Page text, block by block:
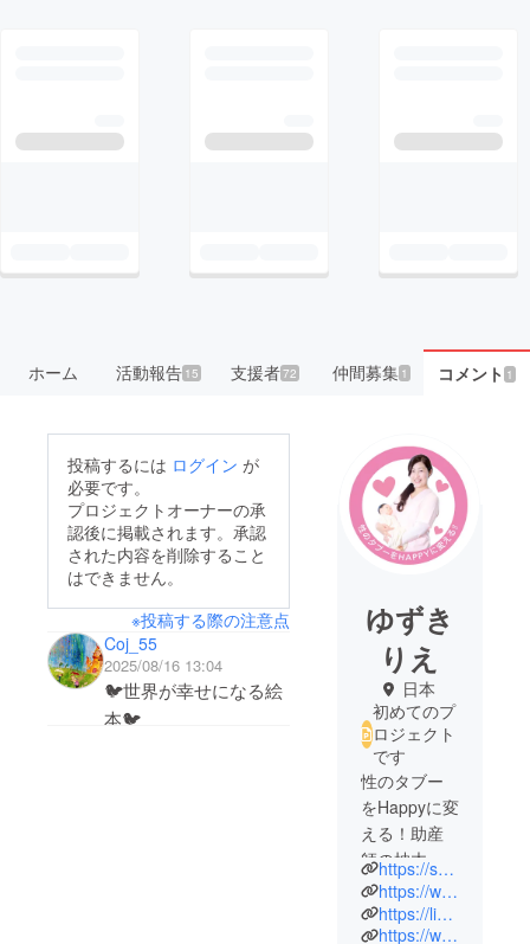
ホーム 活動報告15 支援者72 仲間募集 1 コメント 1
投稿するには ログイン が
必要です。
プロジェクトオーナーの承
認後に掲載されます。承認
された内容を削除すること
はできません。
※投稿する際の注意点
Coj_55
2025/08/16 13:04
🐦世界が幸せになる絵
本🐦
ゆずき
りえ
日本
初めてのプ
ロジェクト
です
性のタブー
をHappyに変
える！助産
師の柚木理
恵です。
私は性の知
識がなかっ
https://sukoyaka-hokenshitsu.com/
https://www.youtube.com/@gyuttotime
https://lin.ee/wJ95CkW
https://www.instagram.com/yuzuki_mw